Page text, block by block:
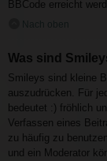
BBCode erreicht
Nach oben
Was sind
Smileys sind kleine
auszudrücken. Für
bedeutet :) fröhlich
Verfassen eines
zu häufig zu
und ein Moderator